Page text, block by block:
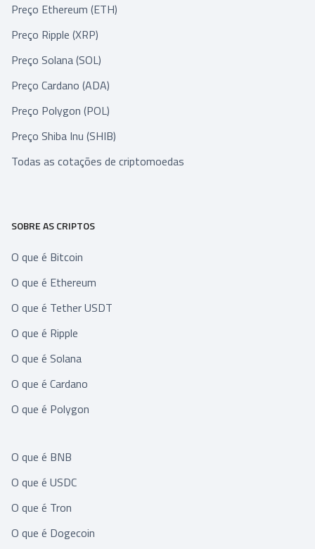
Preço Ethereum (ETH)
Preço Ripple (XRP)
Preço Solana (SOL)
Preço Cardano (ADA)
Preço Polygon (POL)
Preço Shiba Inu (SHIB)
Todas as cotações de criptomoedas
SOBRE AS CRIPTOS
O que é Bitcoin
O que é Ethereum
O que é Tether USDT
O que é Ripple
O que é Solana
O que é Cardano
O que é Polygon
O que é BNB
O que é USDC
O que é Tron
O que é Dogecoin